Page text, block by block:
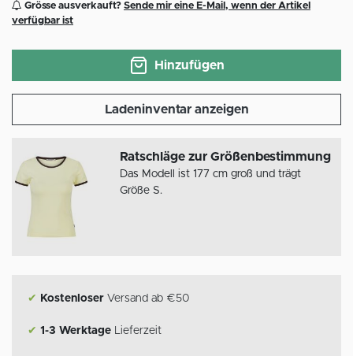
Grösse ausverkauft? Sende mir eine E-Mail, wenn der Artikel
verfügbar ist
Hinzufügen
Ladeninventar anzeigen
Ratschläge zur Größenbestimmung
Das Modell ist 177 cm groß und trägt
Größe S.
✔ Kostenloser Versand ab €50
✔ 1-3 Werktage Lieferzeit